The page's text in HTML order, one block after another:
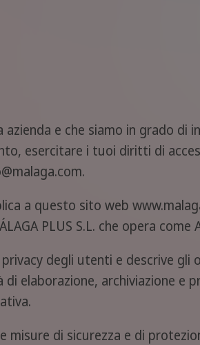
e che siamo in grado
esercitare i tuoi diritti di
a questo sito web
PLUS S.L. che opera come
degli utenti e descrive
elaborazione, archiviazione e
di sicurezza e di